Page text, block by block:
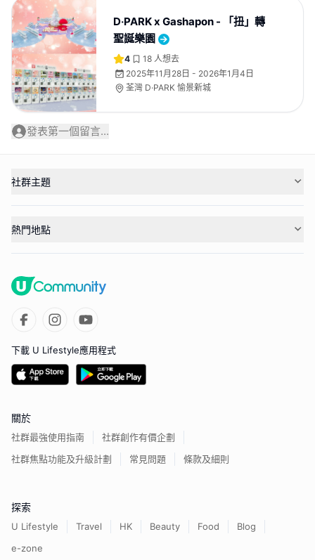
D‧PARK x Gashapon - 「扭」轉
聖誕樂園
4 18 人想去
2025年11月28日 - 2026年1月4日
荃灣 D·PARK 愉景新城
發表第一個留言...
社群主題
熱門地點
下載 U Lifestyle應用程式
關於
社群最強使用指南
社群創作有價企劃
社群焦點功能及升級計劃
常見問題 條款及細則
探索
U Lifestyle Travel HK Beauty Food
Blog
e-zone